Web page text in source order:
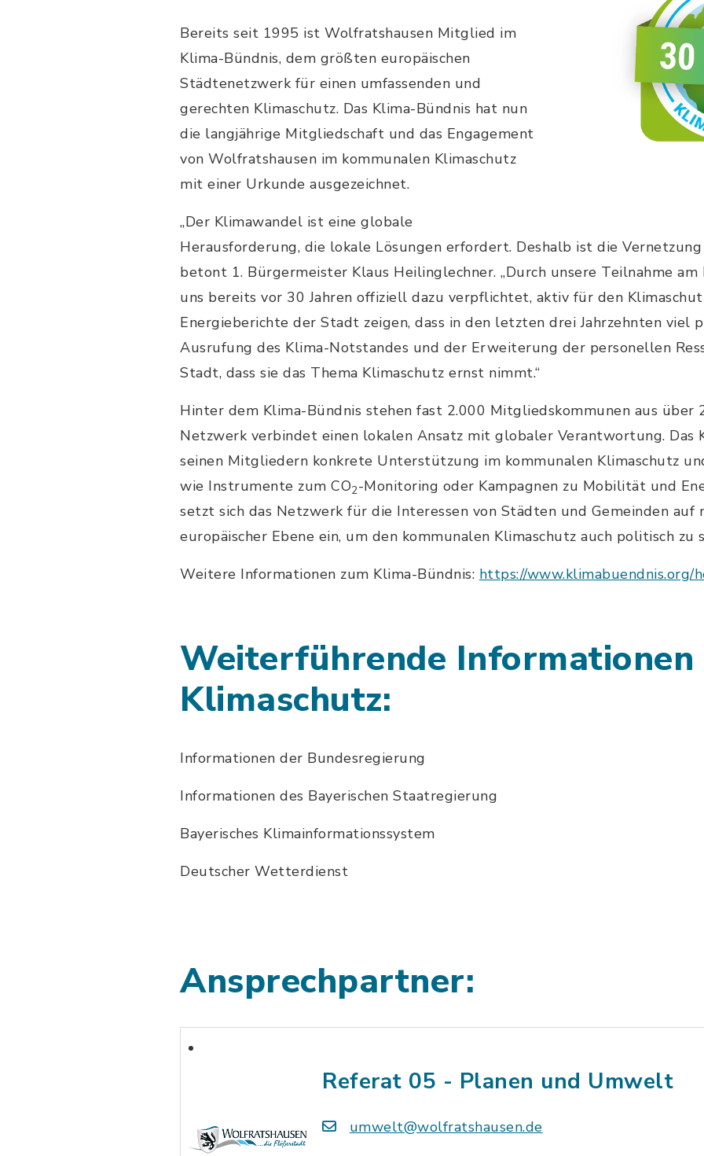
Bereits seit 1995 ist Wolfratshausen Mitglied im
Klima-Bündnis, dem größten europäischen
Städtenetzwerk für einen umfassenden und
gerechten Klimaschutz. Das Klima-Bündnis hat nun
die langjährige Mitgliedschaft und das Engagement
von Wolfratshausen im kommunalen Klimaschutz
mit einer Urkunde ausgezeichnet.
„Der Klimawandel ist eine globale
Herausforderung, die lokale Lösungen erfordert. Deshalb ist die
betont 1. Bürgermeister Klaus Heilinglechner. „Durch unsere Teilnahme
uns bereits vor 30 Jahren offiziell dazu verpflichtet, aktiv für den
Energieberichte der Stadt zeigen, dass in den letzten drei Jahrzehnten viel
Ausrufung des Klima-Notstandes und der Erweiterung der personellen
Stadt, dass sie das Thema Klimaschutz ernst nimmt.“
Hinter dem Klima-Bündnis stehen fast 2.000 Mitgliedskommunen aus über
Netzwerk verbindet einen lokalen Ansatz mit globaler Verantwortung. Das
seinen Mitgliedern konkrete Unterstützung im kommunalen Klimaschutz
wie Instrumente zum CO2-Monitoring oder Kampagnen zu Mobilität und
setzt sich das Netzwerk für die Interessen von Städten und Gemeinden auf
europäischer Ebene ein, um den kommunalen Klimaschutz auch politisch zu
Weitere Informationen zum Klima-Bündnis: https://www.klimabuendnis.org/
Weiterführende Informationen
Klimaschutz:
Informationen der Bundesregierung
Informationen des Bayerischen Staatregierung
Bayerisches Klimainformationssystem
Deutscher Wetterdienst
Ansprechpartner:
Referat 05 - Planen und Umwelt
umwelt@wolfratshausen.de